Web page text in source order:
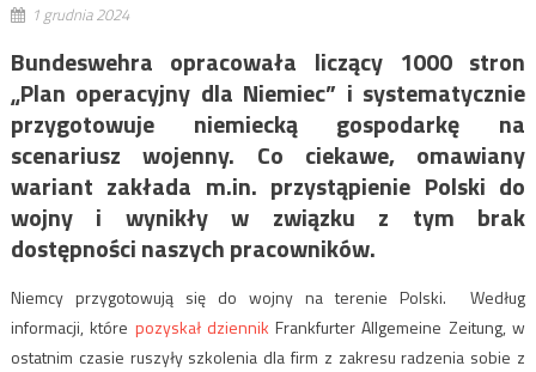
1 grudnia 2024
Bundeswehra opracowała liczący 1000 stron
„Plan operacyjny dla Niemiec” i systematycznie
przygotowuje niemiecką gospodarkę na
scenariusz wojenny. Co ciekawe, omawiany
wariant zakłada m.in. przystąpienie Polski do
wojny i wynikły w związku z tym brak
dostępności naszych pracowników.
Niemcy przygotowują się do wojny na terenie Polski. Według
informacji, które pozyskał dziennik Frankfurter Allgemeine Zeitung, w
ostatnim czasie ruszyły szkolenia dla firm z zakresu radzenia sobie z